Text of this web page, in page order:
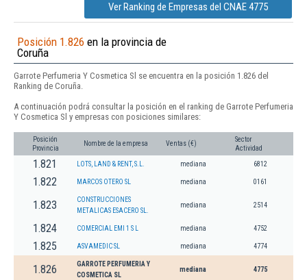
Ver Ranking de Empresas del CNAE 4775
Posición 1.826 en la provincia de
Coruña
Garrote Perfumeria Y Cosmetica Sl se encuentra en la posición 1.826 del
Ranking de Coruña.
A continuación podrá consultar la posición en el ranking de Garrote Perfumeria
Y Cosmetica Sl y empresas con posiciones similares:
Posición
Provincia
Nombre de la empresa Ventas (€)
Sector
Actividad
1.821 LOTS, LAND & RENT, S.L. mediana 6812
1.822 MARCOS OTERO SL mediana 0161
1.823
CONSTRUCCIONES
METALICAS ESACERO SL.
mediana 2514
1.824 COMERCIAL EMI 1 S L mediana 4752
1.825 ASVAMEDIC SL mediana 4774
1.826
GARROTE PERFUMERIA Y
COSMETICA SL
mediana 4775